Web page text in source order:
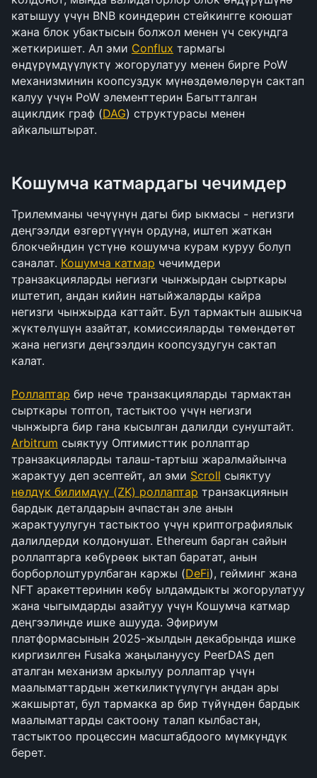
катышуу үчүн BNB коиндерин стейкингге коюшат
жана блок убактысын болжол менен үч секундга
жеткиришет. Ал эми Conflux тармагы
өндүрүмдүүлүктү жогорулатуу менен бирге PoW
механизминин коопсуздук мүнөздөмөлөрүн сактап
калуу үчүн PoW элементтерин Багытталган
ациклдик граф (DAG) структурасы менен
айкалыштырат.
Кошумча катмардагы чечимдер
Трилемманы чечүүнүн дагы бир ыкмасы - негизги
деңгээлди өзгөртүүнүн ордуна, иштеп жаткан
блокчейндин үстүнө кошумча курам куруу болуп
саналат. Кошумча катмар чечимдери
транзакцияларды негизги чынжырдан сырткары
иштетип, андан кийин натыйжаларды кайра
негизги чынжырда каттайт. Бул тармактын ашыкча
жүктөлүшүн азайтат, комиссияларды төмөндөтөт
жана негизги деңгээлдин коопсуздугун сактап
калат.
Роллаптар бир нече транзакцияларды тармактан
сырткары топтоп, тастыктоо үчүн негизги
Arbitrum сыяктуу Оптимисттик роллаптар
транзакцияларды талаш-тартыш жаралмайынча
жарактуу деп эсептейт, ал эми Scroll
нөлдүк билимдүү (ZK) роллаптар транзакциянын
бардык деталдарын ачпастан эле анын
жарактуулугун тастыктоо үчүн криптографиялык
далилдерди колдонушат. Ethereum барган сайын
роллаптарга көбүрөөк ыктап баратат, анын
борборлоштурулбаган каржы (DeFi), гейминг жана
NFT аракеттеринин көбү ылдамдыкты жогорулатуу
жана чыгымдарды азайтуу үчүн Кошумча катмар
деңгээлинде ишке ашууда. Эфириум
платформасынын 2025-жылдын декабрында ишке
киргизилген Fusaka жаңылануусу PeerDAS деп
аталган механизм аркылуу роллаптар үчүн
маалыматтардын жеткиликтүүлүгүн андан ары
жакшыртат, бул тармакка ар бир түйүндөн бардык
маалыматтарды сактоону талап кылбастан,
тастыктоо процессин масштабдоого мүмкүндүк
берет.